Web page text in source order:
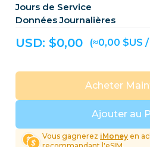
Jours de Service
Données Journalières
USD: $0,00 (≈0,00 $US
Ajouter au
Acheter
Vous gagnerez iMoney en